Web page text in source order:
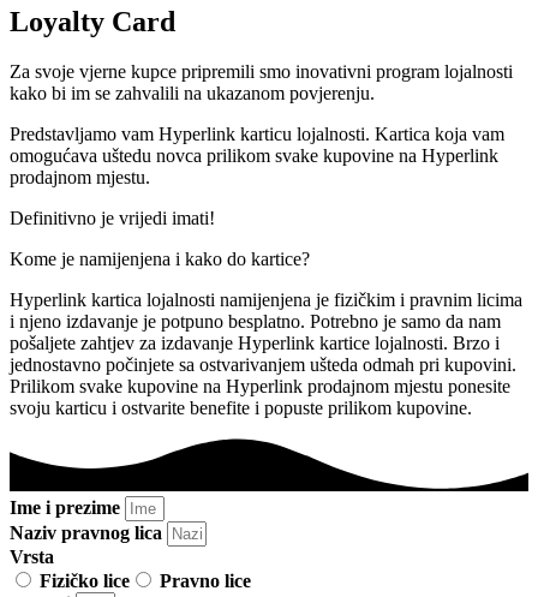
Loyalty Card
Za svoje vjerne kupce pripremili smo inovativni program lojalnosti
kako bi im se zahvalili na ukazanom povjerenju.
Predstavljamo vam Hyperlink karticu lojalnosti. Kartica koja vam
omogućava uštedu novca prilikom svake kupovine na Hyperlink
prodajnom mjestu.
Definitivno je vrijedi imati!
Kome je namijenjena i kako do kartice?
Hyperlink kartica lojalnosti namijenjena je fizičkim i pravnim licima
i njeno izdavanje je potpuno besplatno. Potrebno je samo da nam
pošaljete zahtjev za izdavanje Hyperlink kartice lojalnosti. Brzo i
jednostavno počinjete sa ostvarivanjem ušteda odmah pri kupovini.
Prilikom svake kupovine na Hyperlink prodajnom mjestu ponesite
svoju karticu i ostvarite benefite i popuste prilikom kupovine.
Ime i prezime
Naziv pravnog lica
Vrsta
Fizičko lice
Pravno lice